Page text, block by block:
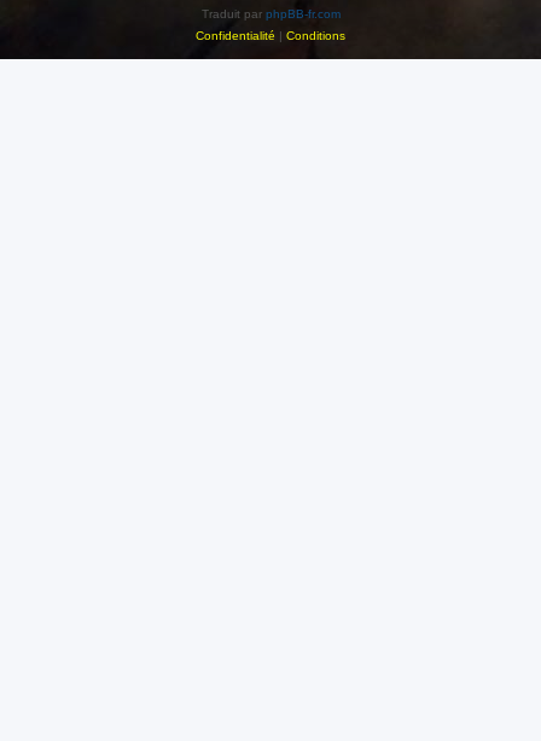
Traduit par phpBB-fr.com
Confidentialité | Conditions